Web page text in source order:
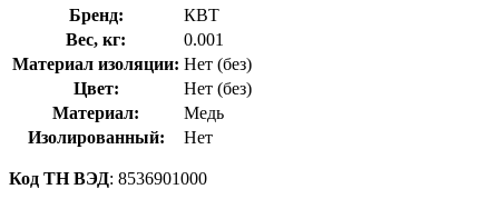
Бренд:
КВТ
Вес, кг:
0.001
Материал изоляции: Нет (без)
Цвет:
Нет (без)
Материал:
Медь
Изолированный:
Нет
Код ТН ВЭД: 8536901000